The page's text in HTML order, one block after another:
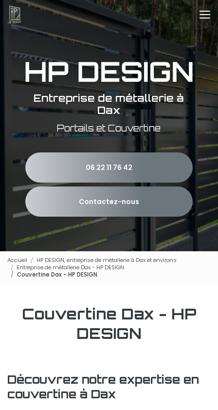
Aller
contenu
principal
Entreprise de métallerie à
Dax
Portails et Couvertine
06 22 11 76 42
Contactez-nous
Accueil
HP DESIGN, entreprise de métallerie à Dax et environs
Entreprise de métallerie Dax - HP DESIGN
Couvertine Dax - HP DESIGN
Couvertine Dax - HP
DESIGN
Découvrez notre expertise en
couvertine à Dax